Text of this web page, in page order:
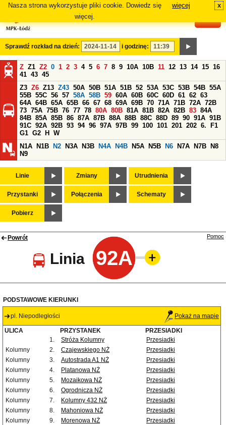
Nasza strona wykorzystuje pliki cookie. Dowiedz się
więcej.
więcej x
Sprawdź rozkład na dzień: i godzinę:
Z Z1 Z2 0 1 2 3 4 5 6 7 8 9 10A 10B 11 12 13 14 15 16
41 43 45
Z3 Z6 Z13 Z43 50A 50B 51A 51B 52 53A 53C 53B 54B 55A
55B 55C 56 57 58A 58B 59 60A 60B 60C 60D 61 62 63
64A 64B 65A 65B 66 67 68 69A 69B 70 71A 71B 72A 72B
73 75A 75B 76 77 78 80A 80B 81A 81B 82A 82B 83 84A
84B 85A 85B 86 87A 87B 88A 88B 88C 88D 89 90 91A 91B
91C 92A 92B 93 94 96 97A 97B 99 100 101 201 202 6.
F1
G1 G2 H
W
N1A
N1B N2 N3A N3B N4A N4B N5A N5B N6 N7A N7B
N8
N9
Linie Zmiany Utrudnienia
Przystanki Połączenia Schematy
Pobierz
Powrót
Linia 92A
Pomoc
PODSTAWOWE KIERUNKI
pl. Niepodległości Pokaż na mapie
ULICA PRZYSTANEK
PRZESIADKI
1.
Stróża Kolumny
Przesiadki
Kolumny
2. Czajewskiego NŻ
Przesiadki
Kolumny
3. Autostrada A1 NŻ
Przesiadki
Kolumny
4. Platanowa NŻ
Przesiadki
Kolumny
5. Mozaikowa NŻ
Przesiadki
Kolumny
6. Ogrodnicza NŻ
Przesiadki
Kolumny
7. Kolumny 432 NŻ
Przesiadki
Kolumny
8. Mahoniowa NŻ
Przesiadki
Kolumny
9. Morenowa NŻ
Przesiadki